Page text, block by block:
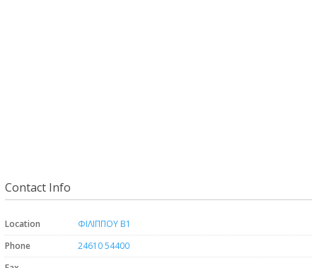
Contact Info
Location
ΦΙΛΙΠΠΟΥ Β1
Phone
24610 54400